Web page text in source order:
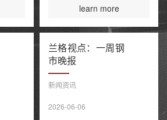
learn more
兰格视点：一周钢
市晚报
新闻资讯
2026-06-06